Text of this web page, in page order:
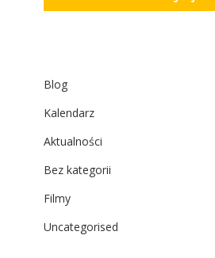
Blog
Kalendarz
Aktualności
Bez kategorii
Filmy
Uncategorised